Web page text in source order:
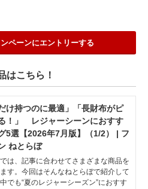
ペーンにエントリーする
はこちら！
け持つのに最適」「長財布がピ
！」 レジャーシーンにおすす
5選【2026年7月版】（1/2） | フ
ねとらぼ
は、記事に合わせてさまざまな商品を
す。今回はそんなねとらぼで紹介して
でも“夏のレジャーシーズン”におすす